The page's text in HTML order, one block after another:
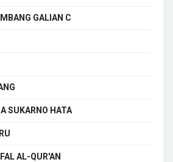
GALIAN C
SUKARNO HATA
AL-QUR'AN